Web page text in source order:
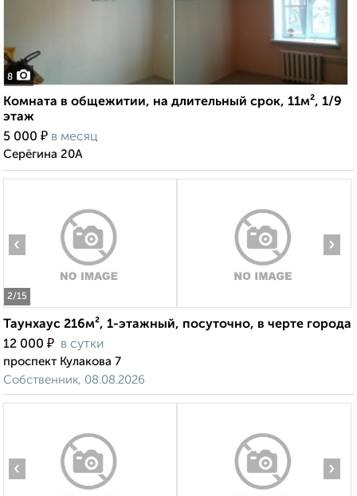
8
Комната в общежитии, на длительный срок, 11м², 1/9
этаж
5 000 ₽ в месяц
Серёгина 20А
2/15
‹ ›
Таунхаус 216м², 1-этажный, посуточно, в черте города
12 000 ₽ в сутки
проспект Кулакова 7
Собственник, 08.08.2026
‹ ›